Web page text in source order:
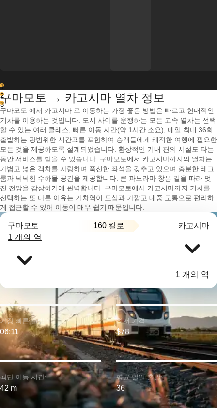
1
2
3
구마모토 → 카고시마 열차 정보
구마모토 에서 카고시마 로 이동하는 가장 좋은 방법은 빠르고 현대적인
기차를 이용하는 것입니다. 도시 사이를 운행하는 모든 고속 열차는 선택
할 수 있는 여러 클래스, 빠른 이동 시간(약 1시간 소요), 매일 최대 36회
출발하는 광범위한 시간표를 포함하여 승객들에게 쾌적한 여행에 필요한
모든 것을 제공하도록 설계되었습니다. 환상적인 기내 편의 시설도 타는
동안 서비스를 받을 수 있습니다. 구마모토에서 카고시마까지의 열차는
가볍고 넓은 객차를 자랑하며 푹신한 좌석을 갖추고 있으며 충분한 레그
룸과 넉넉한 수하물 공간을 제공합니다. 큰 파노라마 창은 길을 따라 멋
진 전망을 감상하기에 완벽합니다. 구마모토에서 카고시마까지 기차를
선택하는 또 다른 이유는 기차역이 도심과 가깝고 대중 교통으로 편리하
게 접근할 수 있어 이동이 매우 쉽기 때문입니다.
구마모토 160 킬로 카고시마
1 개의 역
1 개의 역
최단 이동 시간:
42 m
가장 빠른 출발:
06:11
최저 가격:
$78
평균 일일 출발:
36